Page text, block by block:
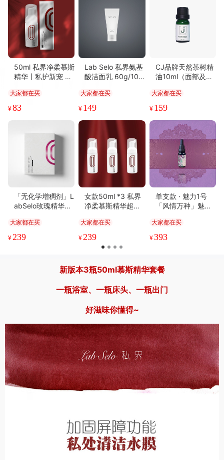
优美详细(6)
50ml 私界净柔慕斯
精华丨私护新宠 屏
大家都在买
¥83
Lab Selo 私界氨基
酸洁面乳 60g/100
大家都在买
¥ 149
CJ品牌天然茶树精
油10ml（面部及全
pa 护肤品）
大家都在买
¥ 159
「无化学增稠剂」L
abSelo玫瑰精华水
大家都在买
¥ 239
女款50ml *3 私界
净柔慕斯精华超享
障专家
大家都在买
¥ 239
单支款 · 魅力1号
「风情万种」魅力2
力3号「一地月光」
spa留香按摩精纯
大家都在买
¥393
新版本3瓶50ml慕斯精华套餐
一瓶浴室、一瓶床头、一瓶出门
好滋味你懂得~